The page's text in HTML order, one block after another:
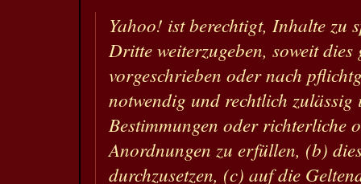
Yahoo! ist berechtigt, Inhalte zu
Dritte weiterzugeben, soweit dies
vorgeschrieben oder nach
notwendig und rechtlich zulässig
Bestimmungen oder richterliche
Anordnungen zu erfüllen, (b)
durchzusetzen, (c) auf die